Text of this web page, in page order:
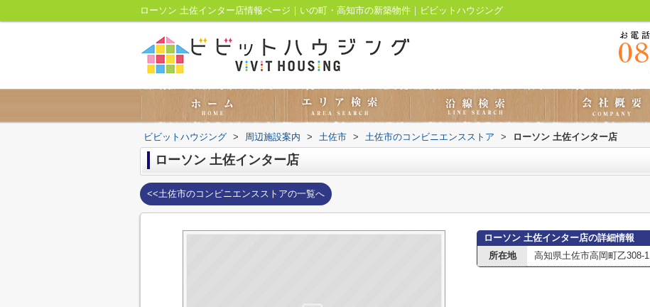
ローソン 土佐インター店情報ページ｜いの町・高知市の新築物件｜ビビットハウジング
ビビットハウジング > 周辺施設案内 > 土佐市 > 土佐市のコンビニエンスストア > ローソン 土佐インター店
ローソン 土佐インター店
<<土佐市のコンビニエンスストアの一覧へ
ローソン 土佐インター店の詳細情報
所在地
高知県土佐市高岡町乙308-1